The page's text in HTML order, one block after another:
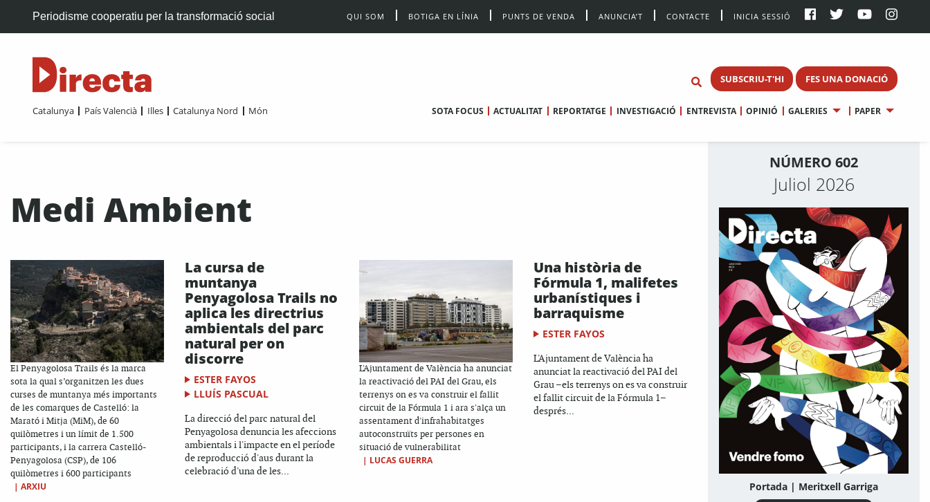
Periodisme cooperatiu per la transformació social QUI SOM BOTIGA EN LÍNIA PUNTS DE VENDA ANUNCIA’T CONTACTE INICIA SESSIÓ
SUBSCRIU-T'HI FES UNA DONACIÓ
Catalunya País Valencià Illes Catalunya Nord Món SOTA FOCUS ACTUALITAT REPORTATGE INVESTIGACIÓ ENTREVISTA OPINIÓ GALERIES PAPER
Medi Ambient
El Penyagolosa Trails és la marca
sota la qual s’organitzen les dues
curses de muntanya més importants
de les comarques de Castelló: la
Marató i Mitja (MiM), de 60
quilòmetres i un límit de 1.500
participants, i la carrera Castelló-
Penyagolosa (CSP), de 106
quilòmetres i 600 participants
| ARXIU
La cursa de
muntanya
Penyagolosa Trails no
aplica les directrius
ambientals del parc
natural per on
discorre
ESTER FAYOS
LLUÍS PASCUAL
La direcció del parc natural del
Penyagolosa denuncia les afeccions
ambientals i l'impacte en el període
de reproducció d'aus durant la
celebració d'una de les...
L'Ajuntament de València ha anunciat
la reactivació del PAI del Grau, els
terrenys on es va construir el fallit
circuit de la Fórmula 1 i ara s'alça un
assentament d'infrahabitatges
autoconstruïts per persones en
situació de vulnerabilitat
| LUCAS GUERRA
Una història de
Fórmula 1, malifetes
urbanístiques i
barraquisme
ESTER FAYOS
L'Ajuntament de València ha
anunciat la reactivació del PAI del
Grau –els terrenys on es va construir
el fallit circuit de la Fórmula 1–
després...
NÚMERO 602
Juliol 2026
Portada | Meritxell Garriga